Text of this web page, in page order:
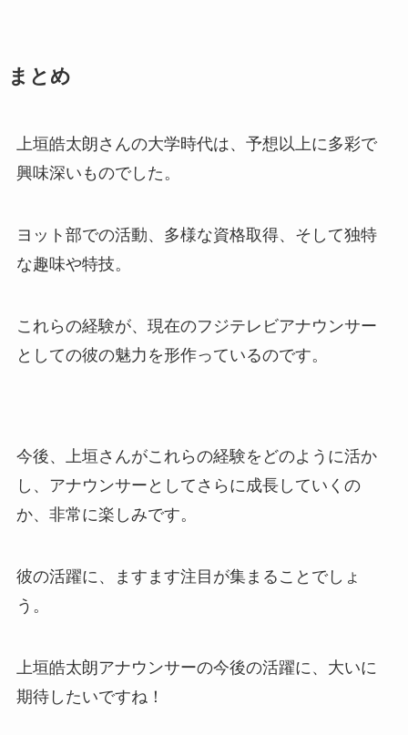
まとめ
上垣皓太朗さんの大学時代は、予想以上に多彩で
興味深いものでした。
ヨット部での活動、多様な資格取得、そして独特
な趣味や特技。
これらの経験が、現在のフジテレビアナウンサー
としての彼の魅力を形作っているのです。
今後、上垣さんがこれらの経験をどのように活か
し、アナウンサーとしてさらに成長していくの
か、非常に楽しみです。
彼の活躍に、ますます注目が集まることでしょ
う。
上垣皓太朗アナウンサーの今後の活躍に、大いに
期待したいですね！